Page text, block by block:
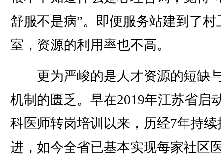
舒服不是病”。即便服务站建到了村
室，资源的利用率也不高。
更为严峻的是人才资源的短缺
机制的匮乏。早在2019年江苏省启
科医师转岗培训以来，历经7年持续
进，如今全省已基本实现每家社区